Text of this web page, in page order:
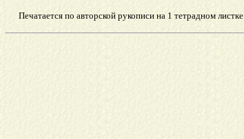
Печатается по авторской рукописи на 1 тетрадном листке